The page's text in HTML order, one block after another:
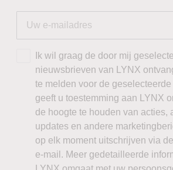
Ik wil graag de door mij
nieuwsbrieven van LYNX
te melden voor de
geeft u toestemming aan LYNX
de hoogte te houden van acties,
updates en andere
op elk moment uitschrijven via
e-mail. Meer gedetailleerde